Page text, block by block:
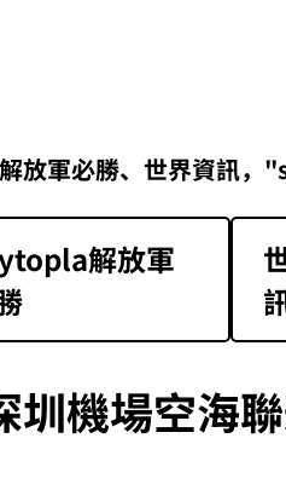
放軍必勝、世界資
解放軍
圳機場空海